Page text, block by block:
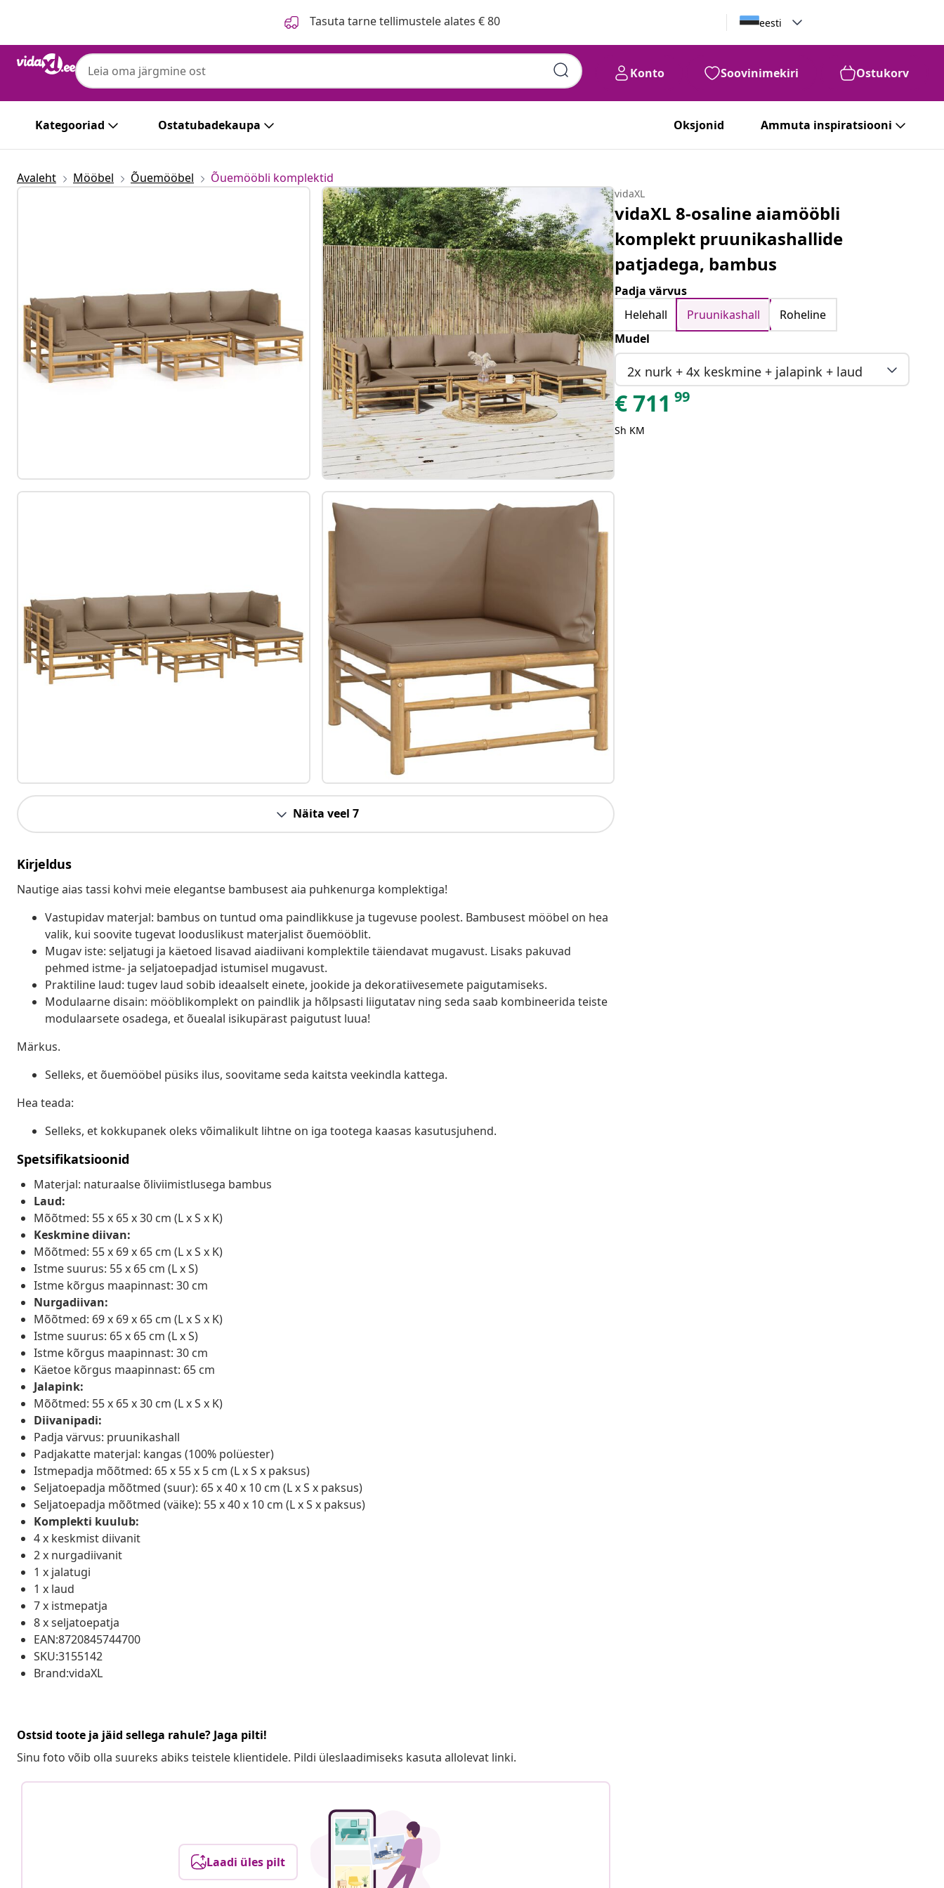
Tasuta tarne tellimustele alates € 80 eesti
Konto Soovinimekiri Ostukorv
Kategooriad Ostatubadekaupa Oksjonid Ammuta inspiratsiooni
Avaleht Mööbel Õuemööbel Õuemööbli komplektid
Näita veel 7
Kirjeldus
Nautige aias tassi kohvi meie elegantse bambusest aia puhkenurga komplektiga!
Vastupidav materjal: bambus on tuntud oma paindlikkuse ja tugevuse poolest. Bambusest mööbel on hea
valik, kui soovite tugevat looduslikust materjalist õuemööblit.
Mugav iste: seljatugi ja käetoed lisavad aiadiivani komplektile täiendavat mugavust. Lisaks pakuvad
pehmed istme- ja seljatoepadjad istumisel mugavust.
Praktiline laud: tugev laud sobib ideaalselt einete, jookide ja dekoratiivesemete paigutamiseks.
Modulaarne disain: mööblikomplekt on paindlik ja hõlpsasti liigutatav ning seda saab kombineerida teiste
modulaarsete osadega, et õuealal isikupärast paigutust luua!
Märkus.
Selleks, et õuemööbel püsiks ilus, soovitame seda kaitsta veekindla kattega.
Hea teada:
Selleks, et kokkupanek oleks võimalikult lihtne on iga tootega kaasas kasutusjuhend.
Spetsifikatsioonid
Materjal: naturaalse õliviimistlusega bambus
Laud:
Mõõtmed: 55 x 65 x 30 cm (L x S x K)
Keskmine diivan:
Mõõtmed: 55 x 69 x 65 cm (L x S x K)
Istme suurus: 55 x 65 cm (L x S)
Istme kõrgus maapinnast: 30 cm
Nurgadiivan:
Mõõtmed: 69 x 69 x 65 cm (L x S x K)
Istme suurus: 65 x 65 cm (L x S)
Istme kõrgus maapinnast: 30 cm
Käetoe kõrgus maapinnast: 65 cm
Jalapink:
Mõõtmed: 55 x 65 x 30 cm (L x S x K)
Diivanipadi:
Padja värvus: pruunikashall
Padjakatte materjal: kangas (100% polüester)
Istmepadja mõõtmed: 65 x 55 x 5 cm (L x S x paksus)
Seljatoepadja mõõtmed (suur): 65 x 40 x 10 cm (L x S x paksus)
Seljatoepadja mõõtmed (väike): 55 x 40 x 10 cm (L x S x paksus)
Komplekti kuulub:
4 x keskmist diivanit
2 x nurgadiivanit
1 x jalatugi
1 x laud
7 x istmepatja
8 x seljatoepatja
EAN:8720845744700
SKU:3155142
Brand:vidaXL
Ostsid toote ja jäid sellega rahule? Jaga pilti!
Sinu foto võib olla suureks abiks teistele klientidele. Pildi üleslaadimiseks kasuta allolevat linki.
Laadi üles pilt
vidaXL
vidaXL 8-osaline aiamööbli
komplekt pruunikashallide
patjadega, bambus
Padja värvus
Helehall
Pruunikashall
Roheline
Mudel
2x nurk + 4x keskmine + jalapink + laud
€711 99
Sh KM